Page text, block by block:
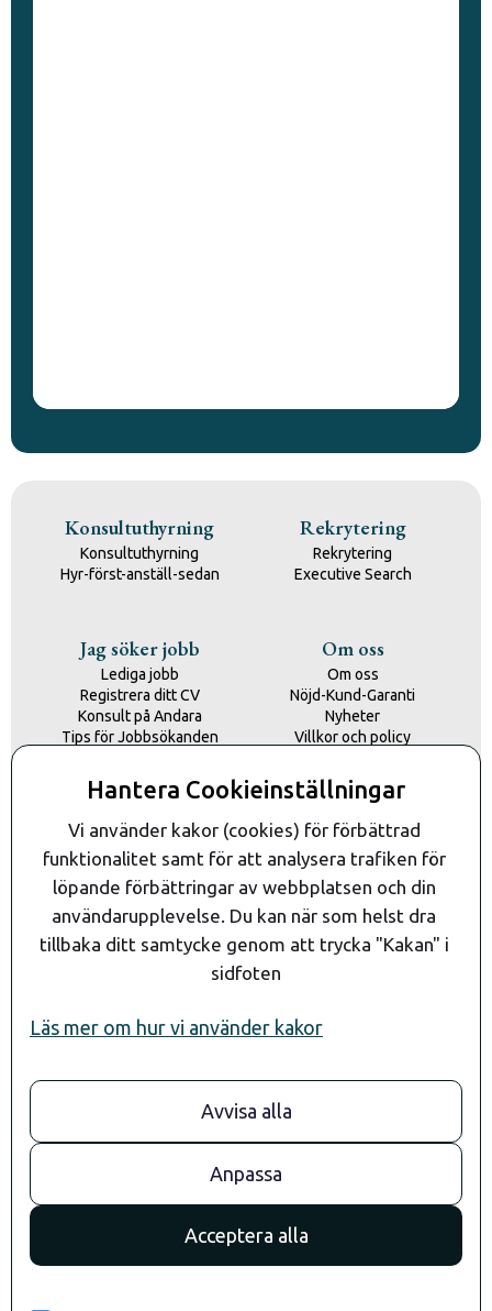
Konsultuthyrning
Konsultuthyrning
Hyr-först-anställ-sedan
Rekrytering
Rekrytering
Executive Search
Jag söker jobb
Lediga jobb
Registrera ditt CV
Konsult på Andara
Tips för Jobbsökanden
Om oss
Om oss
Nöjd-Kund-Garanti
Nyheter
Villkor och policy
Kontakta oss
Kontakt
08- 24 90 80
111 51 Stockholm
Göteborg
Hantera Cookieinställningar
Vi använder kakor (cookies) för förbättrad
funktionalitet samt för att analysera trafiken för
löpande förbättringar av webbplatsen och din
användarupplevelse. Du kan när som helst dra
tillbaka ditt samtycke genom att trycka "Kakan" i
sidfoten
Läs mer om hur vi använder kakor
Avvisa alla
Anpassa
Acceptera alla